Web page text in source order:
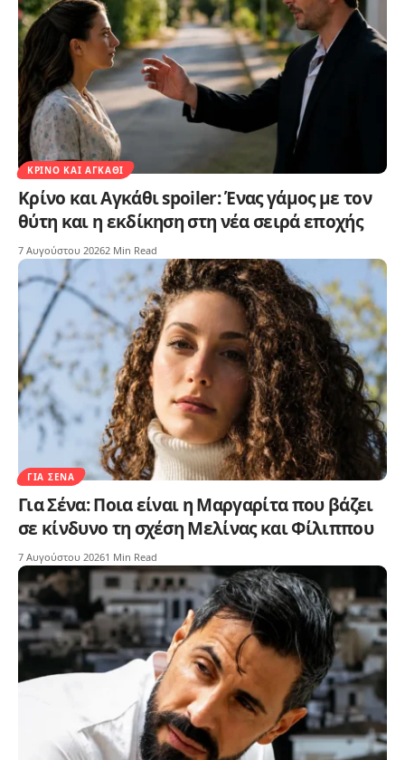
ΚΡΊΝΟ ΚΑΙ ΑΓΚΆΘΙ
Κρίνο και Αγκάθι spoiler: Ένας γάμος με τον
θύτη και η εκδίκηση στη νέα σειρά εποχής
7 Αυγούστου 20262 Min Read
ΓΙΑ ΣΈΝΑ
Για Σένα: Ποια είναι η Μαργαρίτα που βάζει
σε κίνδυνο τη σχέση Μελίνας και Φίλιππου
7 Αυγούστου 20261 Min Read